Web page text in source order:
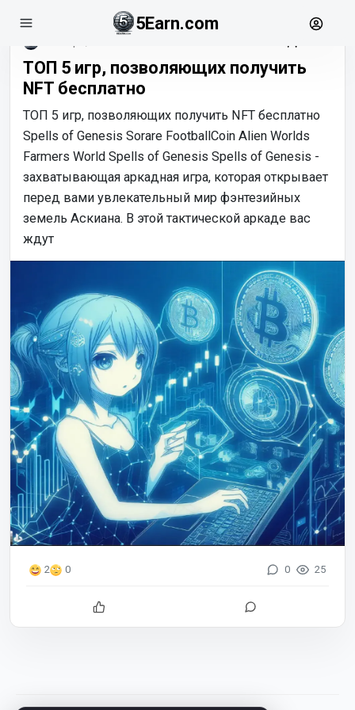
5Earn.com
ТОП 5 игр, позволяющих получить
NFT бесплатно
ТОП 5 игр, позволяющих получить NFT бесплатно
Spells of Genesis Sorare FootballCoin Alien Worlds
Farmers World Spells of Genesis Spells of Genesis -
захватывающая аркадная игра, которая открывает
перед вами увлекательный мир фэнтезийных
земель Аскиана. В этой тактической аркаде вас
ждут
2 0 0 25